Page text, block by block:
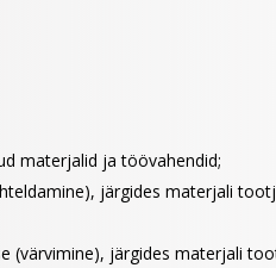
materjalid ja töövahendid;
järgides materjali
(värvimine), järgides materjali